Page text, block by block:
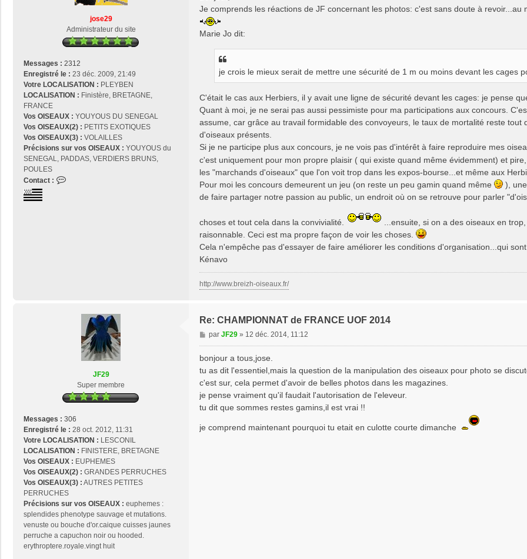
jose29
Administrateur du site
Messages : 2312
Enregistré le : 23 déc. 2009, 21:49
Votre LOCALISATION : PLEYBEN
LOCALISATION : Finistère, BRETAGNE,
FRANCE
Vos OISEAUX : YOUYOUS DU SENEGAL
Vos OISEAUX(2) : PETITS EXOTIQUES
Vos OISEAUX(3) : VOLAILLES
Précisions sur vos OISEAUX : YOUYOUS du
SENEGAL, PADDAS, VERDIERS BRUNS,
POULES
Contact :
a
g
e
Je comprends les réactions de JF concernant les photos: c'est sans doute à revoir...au
Marie Jo dit:
je crois le mieux serait de mettre une sécurité de 1 m ou moins devant les cages
C'était le cas aux Herbiers, il y avait une ligne de sécurité devant les cages: je pense
Quant à moi, je ne serai pas aussi pessimiste pour ma participations aux concours.
assume, car grâce au travail formidable des convoyeurs, le taux de mortalité reste
d'oiseaux présents.
Si je ne participe plus aux concours, je ne vois pas d'intérêt à faire reproduire mes
c'est uniquement pour mon propre plaisir ( qui existe quand même évidemment) et
les "marchands d'oiseaux" que l'on voit trop dans les expos-bourse...et même aux
Pour moi les concours demeurent un jeu (on reste un peu gamin quand même
),
de faire partager notre passion au public, un endroit où on se retrouve pour parler
choses et tout cela dans la convivialité.
...ensuite, si on a des oiseaux en
raisonnable. Ceci est ma propre façon de voir les choses.
Cela n'empêche pas d'essayer de faire améliorer les conditions d'organisation...qui
Kénavo
http://www.breizh-oiseaux.fr/
JF29
Super membre
Messages : 306
Enregistré le : 28 oct. 2012, 11:31
Votre LOCALISATION : LESCONIL
LOCALISATION : FINISTERE, BRETAGNE
Vos OISEAUX : EUPHEMES
Vos OISEAUX(2) : GRANDES PERRUCHES
Vos OISEAUX(3) : AUTRES PETITES
PERRUCHES
Précisions sur vos OISEAUX : euphemes :
splendides phenotype sauvage et mutations.
venuste ou bouche d'or.caique cuisses jaunes
perruche a capuchon noir ou hooded.
erythroptere.royale.vingt huit
Re: CHAMPIONNAT de FRANCE UOF 2014
M
e
a
g
e
par JF29» 12 déc. 2014, 11:12
bonjour a tous,jose.
tu as dit l'essentiel,mais la question de la manipulation des oiseaux pour photo se
c'est sur, cela permet d'avoir de belles photos dans les magazines.
je pense vraiment qu'il faudait l'autorisation de l'eleveur.
tu dit que sommes restes gamins,il est vrai !!
je comprend maintenant pourquoi tu etait en culotte courte dimanche